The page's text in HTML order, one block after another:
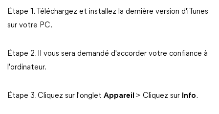
Étape 1. Téléchargez et installez la dernière version d'iTunes
sur votre PC.
Étape 2. Il vous sera demandé d'accorder votre confiance à
l'ordinateur.
Étape 3. Cliquez sur l'onglet Appareil > Cliquez sur Info.